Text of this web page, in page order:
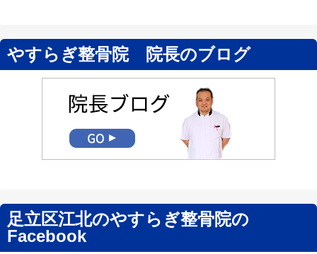
やすらぎ整骨院 院長のブログ
足立区江北のやすらぎ整骨院の
Facebook